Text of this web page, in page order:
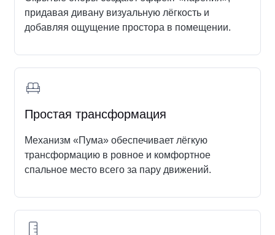
придавая дивану визуальную лёгкость и
добавляя ощущение простора в помещении.
Простая трансформация
Механизм «Пума» обеспечивает лёгкую
трансформацию в ровное и комфортное
спальное место всего за пару движений.
Написать в Telegram
Написать в Max